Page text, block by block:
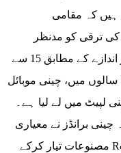
ہیں کہ مقامی
ترقی کو مدنظر
رکھتے ہوئے یہ مارکیٹ سالانہ بنیادوں پر اندازے کے مطابق 15 سے
20 فی صد کے ساتھ بڑھے گی ۔ پچھلے 7 سالوں میں، چینی موبائل
لپیٹ میں لے لیا ہے۔
برانڈز نے معیاری
مصنوعات تیار کرکے R&D میں کافی زیادہ سرمایہ کاری